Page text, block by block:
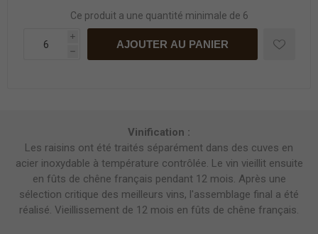
Ce produit a une quantité minimale de 6
i
h
AJOUTER AU PANIER
Vinification :
Les raisins ont été traités séparément dans des cuves en
acier inoxydable à température contrôlée. Le vin vieillit ensuite
en fûts de chêne français pendant 12 mois. Après une
sélection critique des meilleurs vins, l'assemblage final a été
réalisé. Vieillissement de 12 mois en fûts de chêne français.